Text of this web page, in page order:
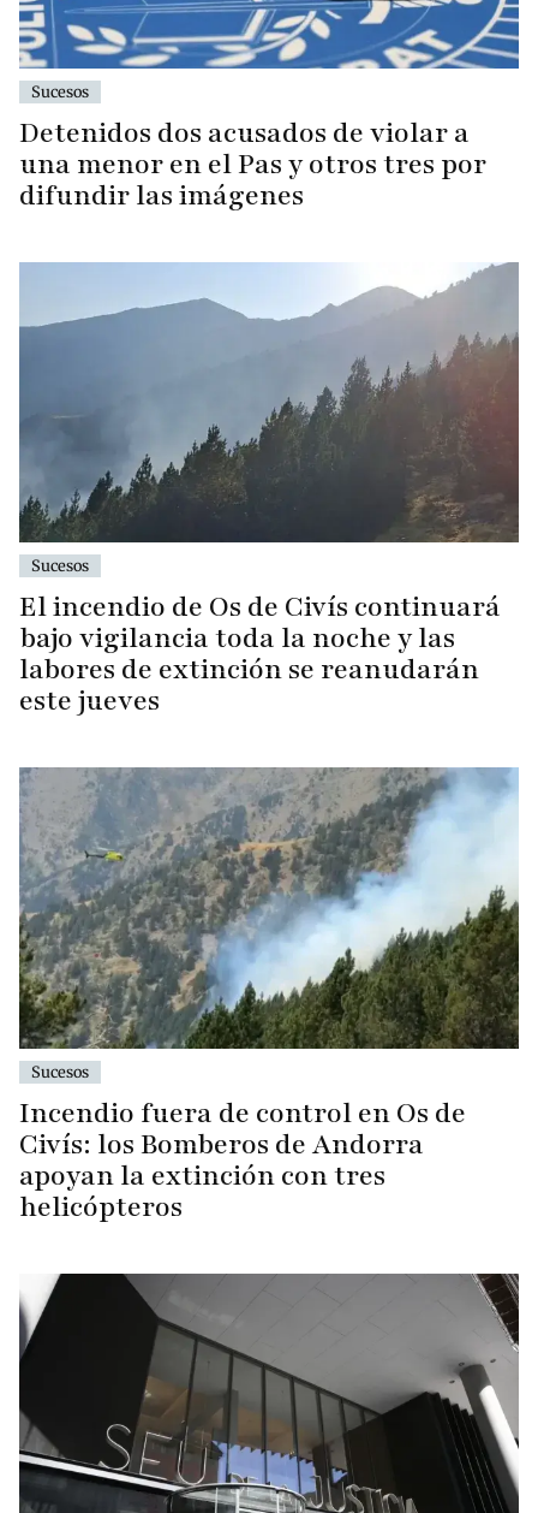
Sucesos
Detenidos dos acusados de violar a
una menor en el Pas y otros tres por
difundir las imágenes
Sucesos
El incendio de Os de Civís continuará
bajo vigilancia toda la noche y las
labores de extinción se reanudarán
este jueves
Sucesos
Incendio fuera de control en Os de
Civís: los Bomberos de Andorra
apoyan la extinción con tres
helicópteros